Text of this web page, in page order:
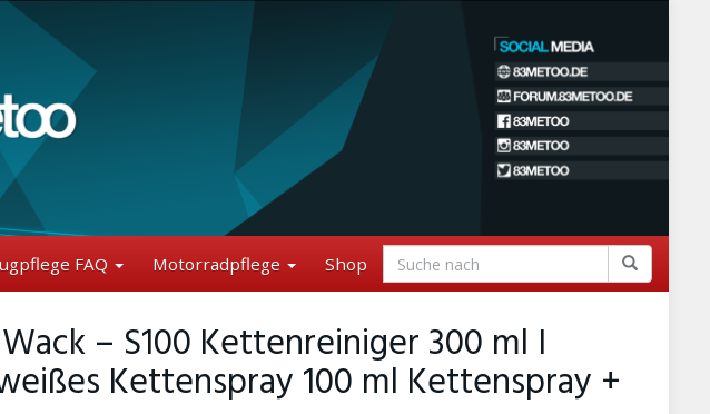
FAQ Motorradpflege Shop
– S100 Kettenreiniger 300 ml I
Kettenspray 100 ml Kettenspray +